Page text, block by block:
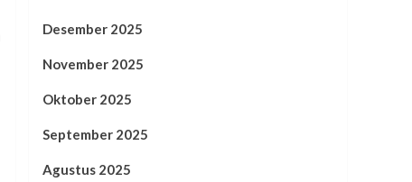
Desember 2025
November 2025
Oktober 2025
September 2025
Agustus 2025